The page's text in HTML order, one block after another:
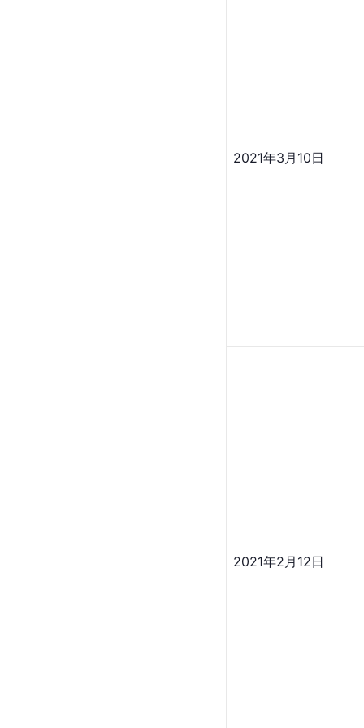
2021年3月10日
2021年2月12日